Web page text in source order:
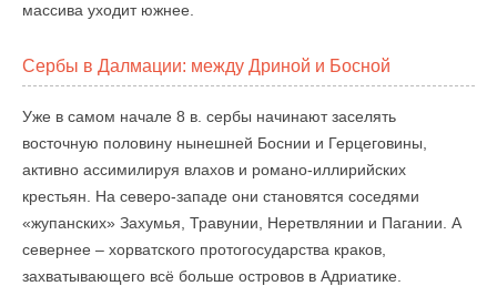
массива уходит южнее.
Сербы в Далмации: между Дриной и Босной
Уже в самом начале 8 в. сербы начинают заселять
восточную половину нынешней Боснии и Герцеговины,
активно ассимилируя влахов и романо-иллирийских
крестьян. На северо-западе они становятся соседями
«жупанских» Захумья, Травунии, Неретвлянии и Пагании. А
севернее – хорватского протогосударства краков,
захватывающего всё больше островов в Адриатике.